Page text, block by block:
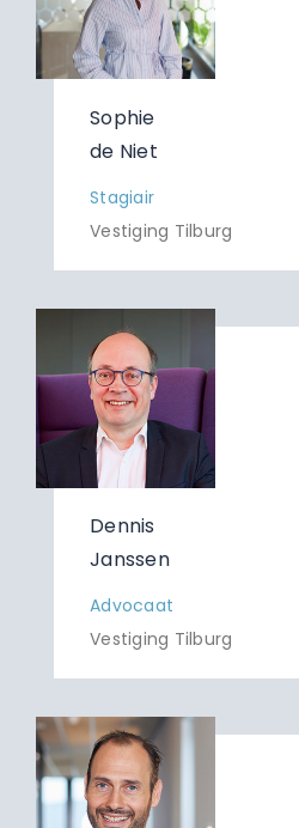
Sophie
de Niet
Stagiair
Vestiging Tilburg
Dennis
Janssen
Advocaat
Vestiging Tilburg